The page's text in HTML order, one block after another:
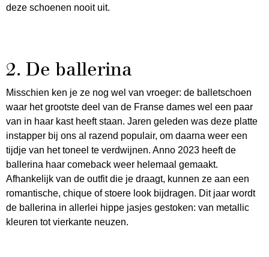
deze schoenen nooit uit.
2. De ballerina
Misschien ken je ze nog wel van vroeger: de balletschoen
waar het grootste deel van de Franse dames wel een paar
van in haar kast heeft staan. Jaren geleden was deze platte
instapper bij ons al razend populair, om daarna weer een
tijdje van het toneel te verdwijnen. Anno 2023 heeft de
ballerina haar comeback weer helemaal gemaakt.
Afhankelijk van de outfit die je draagt, kunnen ze aan een
romantische, chique of stoere look bijdragen. Dit jaar wordt
de ballerina in allerlei hippe jasjes gestoken: van metallic
kleuren tot vierkante neuzen.